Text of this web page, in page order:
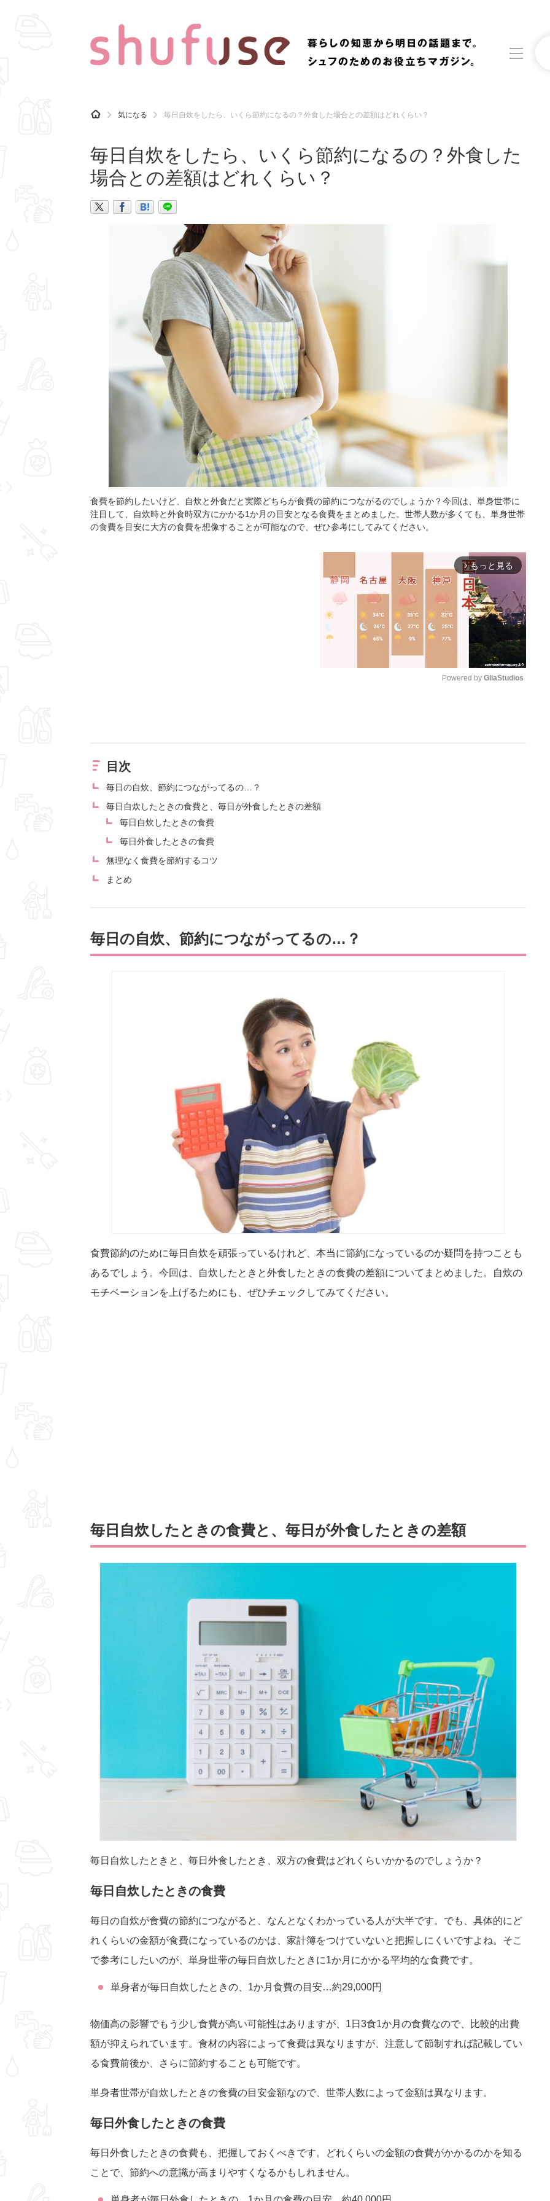
CATEGORY 記事カテゴリ
マナー 趣味 食材辞典 おすすめ
H
O
気になる 毎日自炊をしたら、いくら節約になるの？外食した場合との差額はどれくらい？
毎日自炊をしたら、いくら節約になるの？外食した
場合との差額はどれくらい？
食費を節約したいけど、自炊と外食だと実際どちらが食費の節約につながるのでしょうか？今回は、単身世帯に
注目して、自炊時と外食時双方にかかる1か月の目安となる食費をまとめました。世帯人数が多くても、単身世帯
の食費を目安に大方の食費を想像することが可能なので、ぜひ参考にしてみてください。
arrow_forward_ios もっと見る
Powered by GliaStudios
目次
毎日の自炊、節約につながってるの…？
毎日自炊したときの食費と、毎日が外食したときの差額
毎日自炊したときの食費
毎日外食したときの食費
無理なく食費を節約するコツ
まとめ
毎日の自炊、節約につながってるの…？
食費節約のために毎日自炊を頑張っているけれど、本当に節約になっているのか疑問を持つことも
あるでしょう。今回は、自炊したときと外食したときの食費の差額についてまとめました。自炊の
モチベーションを上げるためにも、ぜひチェックしてみてください。
毎日自炊したときの食費と、毎日が外食したときの差額
毎日自炊したときと、毎日外食したとき、双方の食費はどれくらいかかるのでしょうか？
毎日自炊したときの食費
毎日の自炊が食費の節約につながると、なんとなくわかっている人が大半です。でも、具体的にど
れくらいの金額が食費になっているのかは、家計簿をつけていないと把握しにくいですよね。そこ
で参考にしたいのが、単身世帯の毎日自炊したときに1か月にかかる平均的な食費です。
単身者が毎日自炊したときの、1か月食費の目安…約29,000円
物価高の影響でもう少し食費が高い可能性はありますが、1日3食1か月の食費なので、比較的出費
額が抑えられています。食材の内容によって食費は異なりますが、注意して節制すれば記載してい
る食費前後か、さらに節約することも可能です。
単身者世帯が自炊したときの食費の目安金額なので、世帯人数によって金額は異なります。
毎日外食したときの食費
毎日外食したときの食費も、把握しておくべきです。どれくらいの金額の食費がかかるのかを知る
ことで、節約への意識が高まりやすくなるかもしれません。